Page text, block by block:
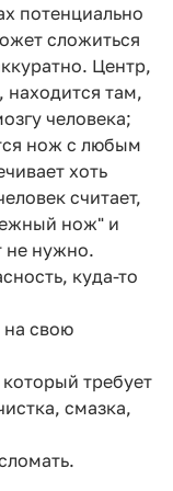
потенциально
сложиться
Центр,
находится там,
человека;
нож с любым
хоть
считает,
нож" и
не нужно.
куда-то
на свою
требует
смазка,